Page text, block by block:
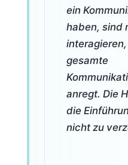
ein
haben, sind
gesamte
anregt. Die
die
nicht zu